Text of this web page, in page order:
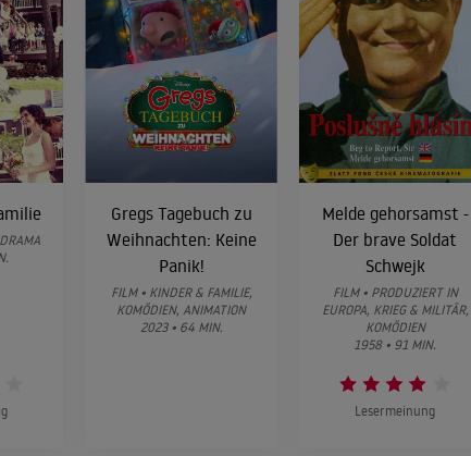
Gregs Tagebuch zu
Weihnachten: Keine
Panik!
FILM • KINDER & FAMILIE,
KOMÖDIEN, ANIMATION
2023 • 64 MIN.
Melde gehorsamst -
Der brave Soldat
Schwejk
FILM • PRODUZIERT IN
EUROPA, KRIEG & MILITÄR,
KOMÖDIEN
1958 • 91 MIN.
Lesermeinung